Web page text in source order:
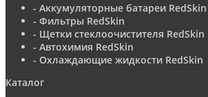
- Аккумуляторные батареи RedSkin
- Фильтры RedSkin
- Щетки стеклоочистителя RedSkin
- Автохимия RedSkin
- Охлаждающие жидкости RedSkin
Каталог